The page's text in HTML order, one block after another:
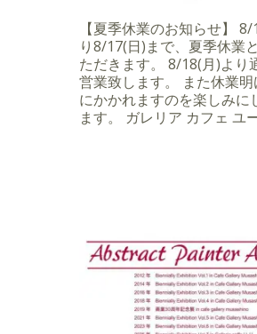
【夏季休業のお知らせ】 8/
り8/17(日)まで、夏季休業
ただきます。 8/18(月)より
営業致します。 また休業明
にかかれますのを楽しみに
ます。 ガレリア カフェ ユ